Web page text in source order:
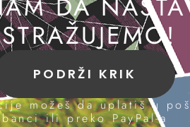
DA
PODRŽI KRIK
možeš da uplatiš u
banci ili preko PayPal-a